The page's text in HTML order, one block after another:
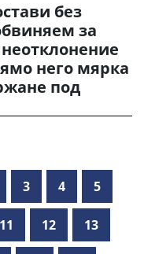
без
за
него мярка
под
3 4 5
11 12 13